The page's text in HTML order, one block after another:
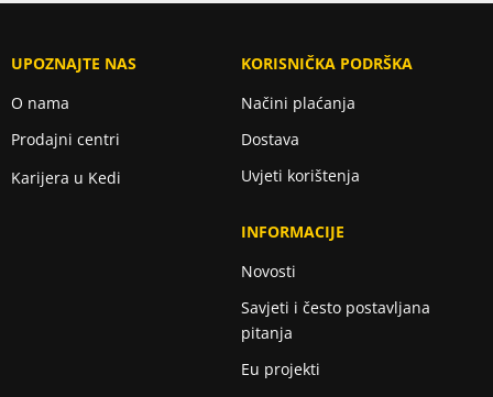
UPOZNAJTE NAS
O nama
Prodajni centri
Karijera u Kedi
KORISNIČKA PODRŠKA
Načini plaćanja
Dostava
Uvjeti korištenja
INFORMACIJE
Novosti
Savjeti i često postavljana
pitanja
Eu projekti